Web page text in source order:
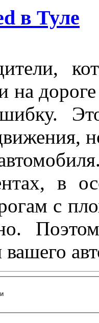
в Туле
на
в
с